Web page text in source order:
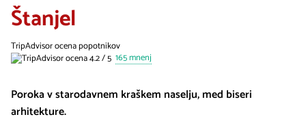
Štanjel
TripAdvisor ocena popotnikov
165 mnenj
Poroka v starodavnem kraškem naselju, med biseri
arhitekture.